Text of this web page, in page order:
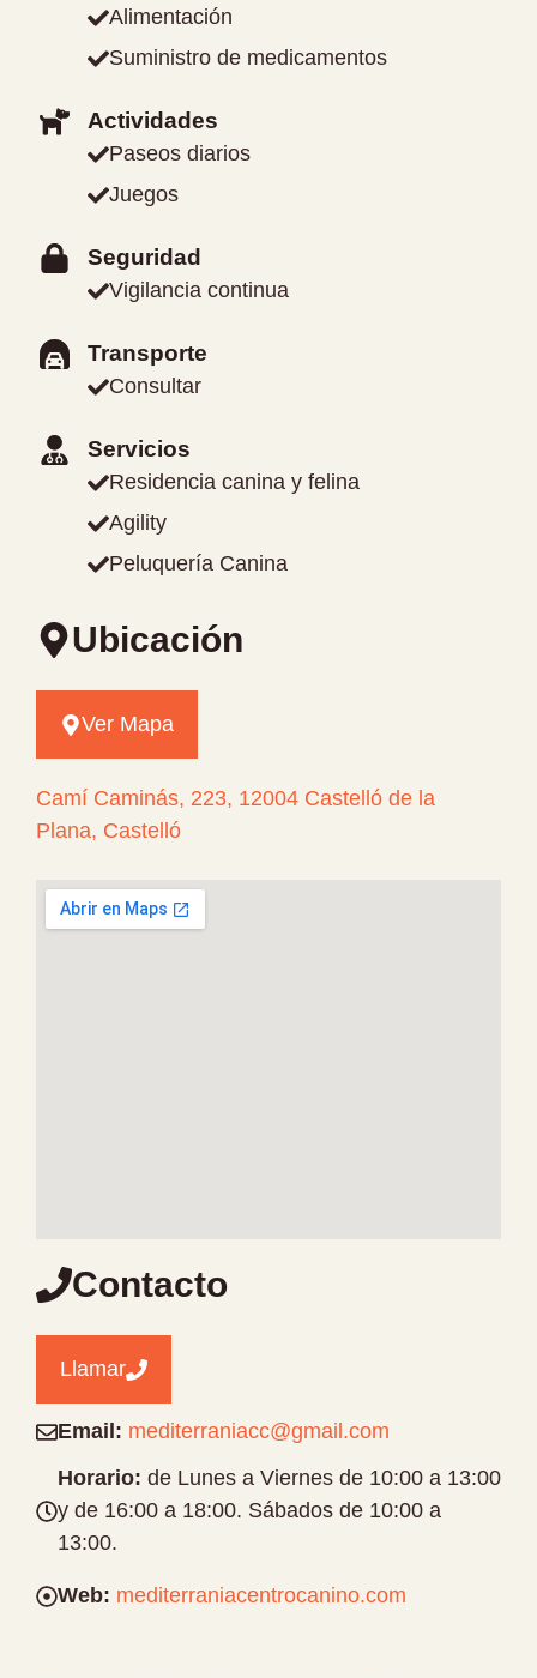
Alimentación
Suministro de medicamentos
Actividades
Paseos diarios
Juegos
Seguridad
Vigilancia continua
Transporte
Consultar
Servicios
Residencia canina y felina
Agility
Peluquería Canina
Ubicación
Ver Mapa
Camí Caminás, 223, 12004 Castelló de la
Plana, Castelló
Contacto
Llamar
Email: mediterraniacc@gmail.com
Horario: de Lunes a Viernes de 10:00 a 13:00
y de 16:00 a 18:00. Sábados de 10:00 a
13:00.
Web: mediterraniacentrocanino.com